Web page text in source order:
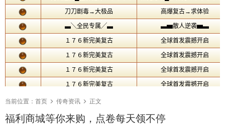
当前位置： 首页 传奇资讯 正文
福利商城等你来购，点卷每天领不停